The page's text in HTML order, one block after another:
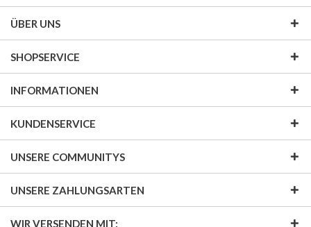
ÜBER UNS
SHOPSERVICE
INFORMATIONEN
KUNDENSERVICE
UNSERE COMMUNITYS
UNSERE ZAHLUNGSARTEN
WIR VERSENDEN MIT: